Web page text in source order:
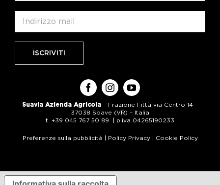
Suavia Azienda Agricola – Frazione Fittà via Centro 14 –
37038 Soave (VR) – Italia
t. +39 045 767 50 89 | p.iva 04265190233
Preferenze sulla pubblicità | Policy Privacy| Cookie Policy